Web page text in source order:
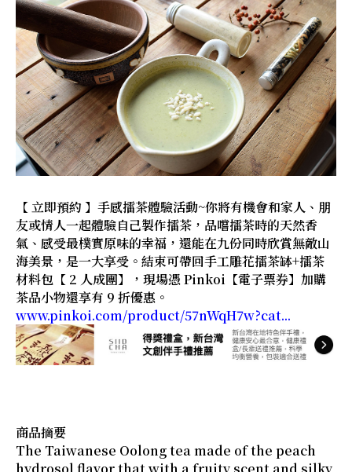
【 立即預約 】手感擂茶體驗活動~你將有機會和家人、朋
友或情人一起體驗自己製作擂茶，品嚐擂茶時的天然香
氣、感受最樸實原味的幸福，還能在九份同時欣賞無敵山
海美景，是一大享受。結束可帶回手工雕花擂茶缽+擂茶
材料包【 2 人成團】，現場憑 Pinkoi【電子票券】加購
茶品小物還享有 9 折優惠。
www.pinkoi.com/product/57nWqH7w?cat...
商品摘要
The Taiwanese Oolong tea made of the peach
hydrosol flavor that with a fruity scent and silky